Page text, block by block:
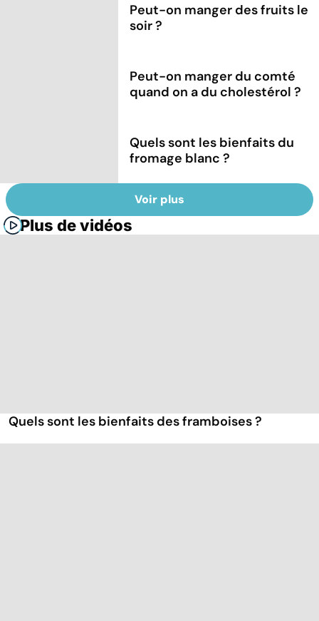
Peut-on manger des fruits le
soir ?
Peut-on manger du comté
quand on a du cholestérol ?
Quels sont les bienfaits du
fromage blanc ?
Voir plus
Plus de vidéos
Quels sont les bienfaits des framboises ?